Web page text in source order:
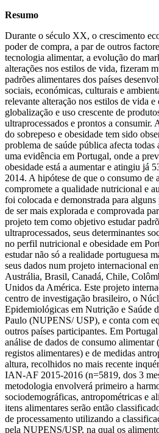
Resumo
Durante o século XX, o crescimento
poder de compra, a par de outros
tecnologia alimentar, a evolução do
alterações nos estilos de vida, fizeram
padrões alimentares dos países
sociais, económicas, culturais e
relevante alteração nos estilos de vida
globalização e uso crescente de
ultraprocessados e prontos a consumir.
do sobrepeso e obesidade tem sido
problema de saúde pública afecta todas
uma evidência em Portugal, onde a
obesidade está a aumentar e atingiu já
2014. A hipótese de que o consumo de
compromete a qualidade nutricional e
foi colocada e demonstrada para alguns
de ser mais explorada e comprovada
projeto tem como objetivo estudar
ultraprocessados, seus determinantes
no perfil nutricional e obesidade em
estudar não só a realidade portuguesa
seus dados num projeto internacional
Austrália, Brasil, Canadá, Chile,
Unidos da América. Este projeto
centro de investigação brasileiro, o
Epidemiológicas em Nutrição e Saúde
Paulo (NUPENS/ USP), e conta com
outros países participantes. Em
análise de dados de consumo alimentar
registos alimentares) e de medidas
altura, recolhidos no mais recente
IAN-AF 2015-2016 (n=5819, dos 3
metodologia envolverá primeiro a
sociodemográficas, antropométricas e
itens alimentares serão então
de processamento utilizando a
pela NUPENS/USP, na qual os